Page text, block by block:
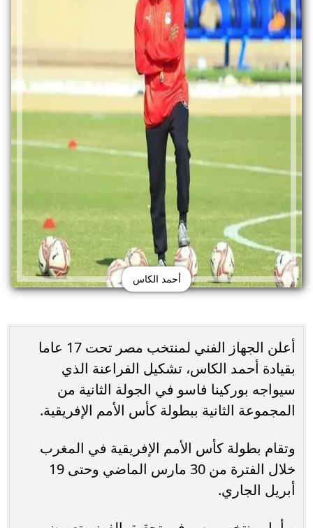
أحمد الكاس
أعلن الجهاز الفني لمنتخب مصر تحت 17 عاما
بقيادة أحمد الكاس، تشكيل الفراعنة الذي
سيواجه بوركينا فاسو في الجولة الثانية من
المجموعة الثانية ببطولة كأس الأمم الإفريقية.
وتقام بطولة كأس الأمم الإفريقية في المغرب
خلال الفترة من 30 مارس الماضي وحتى 19
أبريل الجاري.